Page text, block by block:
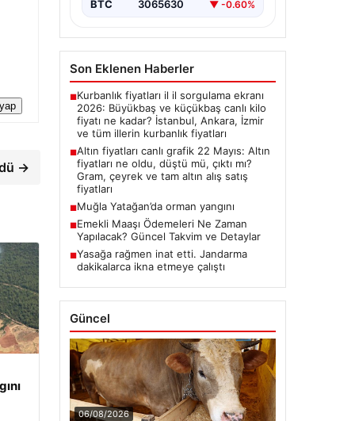
→
BTC 3065630 ▼ -0.60%
Son Eklenen Haberler
■Kurbanlık fiyatları il il sorgulama ekranı
2026: Büyükbaş ve küçükbaş canlı kilo
fiyatı ne kadar? İstanbul, Ankara, İzmir
ve tüm illerin kurbanlık fiyatları
■Altın fiyatları canlı grafik 22 Mayıs: Altın
fiyatları ne oldu, düştü mü, çıktı mı?
Gram, çeyrek ve tam altın alış satış
fiyatları
■Muğla Yatağan’da orman yangını
■Emekli Maaşı Ödemeleri Ne Zaman
Yapılacak? Güncel Takvim ve Detaylar
■Yasağa rağmen inat etti. Jandarma
dakikalarca ikna etmeye çalıştı
Güncel
06/08/2026